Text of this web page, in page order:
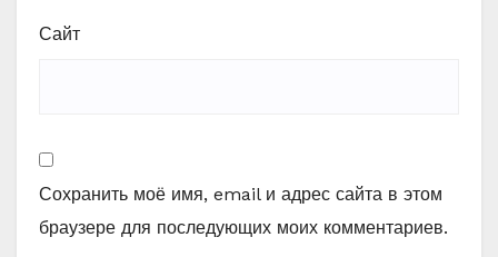
Сайт
Сохранить моё имя, email и адрес сайта в этом
браузере для последующих моих комментариев.